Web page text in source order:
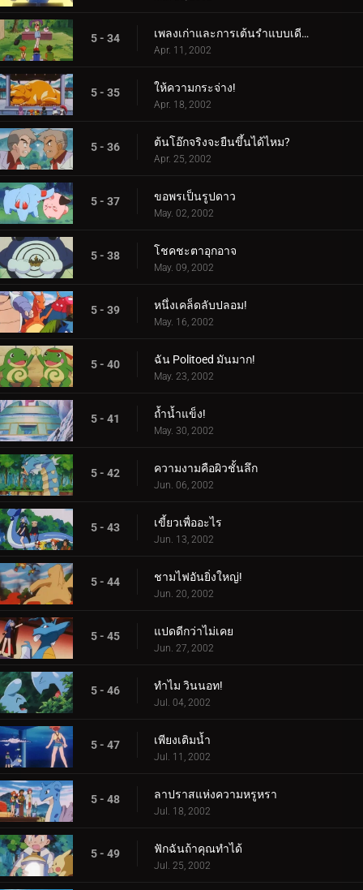
5 - 34 เพลงเก่าและการเต้นรำแบบเดียวกัน
Apr. 11, 2002
5 - 35 ให้ความกระจ่าง!
Apr. 18, 2002
5 - 36 ต้นโอ๊กจริงจะยืนขึ้นได้ไหม?
Apr. 25, 2002
5 - 37 ขอพรเป็นรูปดาว
May. 02, 2002
5 - 38 โชคชะตาอุกอาจ
May. 09, 2002
5 - 39 หนึ่งเคล็ดลับปลอม!
May. 16, 2002
5 - 40 ฉัน Politoed มันมาก!
May. 23, 2002
5 - 41 ถ้ำน้ำแข็ง!
May. 30, 2002
5 - 42 ความงามคือผิวชั้นลึก
Jun. 06, 2002
5 - 43 เขี้ยวเพื่ออะไร
Jun. 13, 2002
5 - 44 ชามไฟอันยิ่งใหญ่!
Jun. 20, 2002
5 - 45 แปดดีกว่าไม่เคย
Jun. 27, 2002
5 - 46 ทำไม วินนอท!
Jul. 04, 2002
5 - 47 เพียงเติมน้ำ
Jul. 11, 2002
5 - 48 ลาปราสแห่งความหรูหรา
Jul. 18, 2002
5 - 49 ฟักฉันถ้าคุณทำได้
Jul. 25, 2002